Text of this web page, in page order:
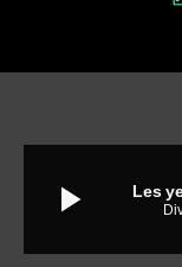
play_arrow Les